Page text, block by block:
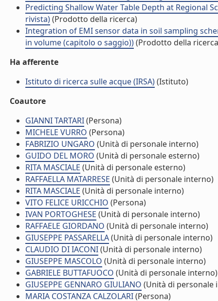
Predicting Shallow Water Table Depth at Regional
rivista)(Prodotto della ricerca)
Integration of EMI sensor data in soil sampling
in volume (capitolo o saggio))(Prodotto della
Ha afferente
Istituto di ricerca sulle acque (IRSA)(Istituto)
Coautore
GIANNI TARTARI(Persona)
MICHELE VURRO (Persona)
FABRIZIO UNGARO (Unità di personale interno)
GUIDO DEL MORO (Unità di personale esterno)
RITA MASCIALE (Unità di personale esterno)
RAFFAELLA MATARRESE (Unità di personale interno)
RITA MASCIALE (Unità di personale interno)
VITO FELICE URICCHIO (Persona)
IVAN PORTOGHESE (Unità di personale interno)
RAFFAELE GIORDANO (Unità di personale interno)
GIUSEPPE PASSARELLA(Unità di personale interno)
CLAUDIO DI IACONI(Unità di personale interno)
GIUSEPPE MASCOLO (Unità di personale interno)
GABRIELE BUTTAFUOCO (Unità di personale interno)
GIUSEPPE GENNARO GIULIANO (Unità di personale
MARIA COSTANZA CALZOLARI(Persona)